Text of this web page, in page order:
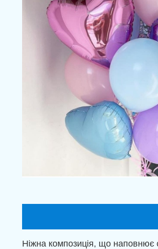
Ніжна композиція, що наповнює